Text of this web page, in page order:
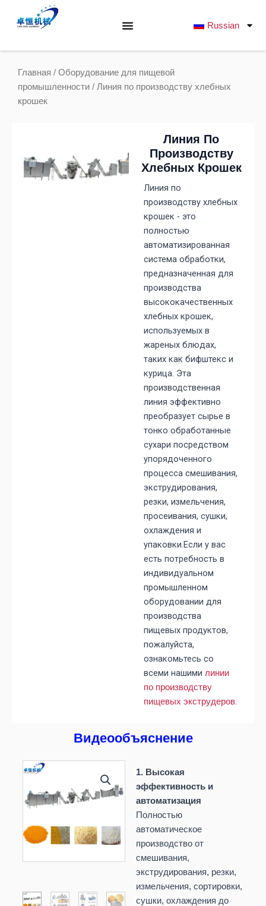
Russian
Главная / Оборудование для пищевой
промышленности / Линия по производству хлебных
крошек
Линия По
Производству
Хлебных Крошек
Линия по
производству хлебных
крошек - это
полностью
автоматизированная
система обработки,
предназначенная для
производства
высококачественных
хлебных крошек,
используемых в
жареных блюдах,
таких как бифштекс и
курица. Эта
производственная
линия эффективно
преобразует сырье в
тонко обработанные
сухари посредством
упорядоченного
процесса смешивания,
экструдирования,
резки, измельчения,
просеивания, сушки,
охлаждения и
упаковки.Если у вас
есть потребность в
индивидуальном
промышленном
оборудовании для
производства
пищевых продуктов,
пожалуйста,
ознакомьтесь со
всеми нашими линии
по производству
пищевых экструдеров.
Видеообъяснение
1. Высокая
эффективность и
автоматизация
Полностью
автоматическое
производство от
смешивания,
экструдирования, резки,
измельчения, сортировки,
сушки, охлаждения до